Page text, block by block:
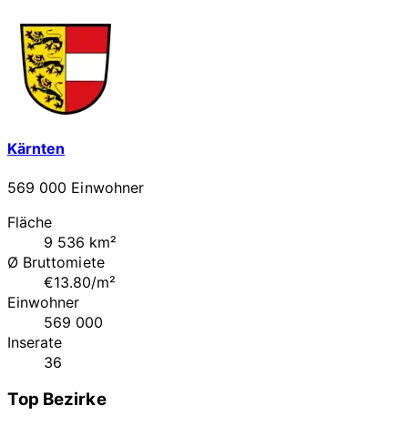
Kärnten
569 000 Einwohner
Fläche
9 536 km²
Ø Bruttomiete
€13.80/m²
Einwohner
569 000
Inserate
36
Top Bezirke